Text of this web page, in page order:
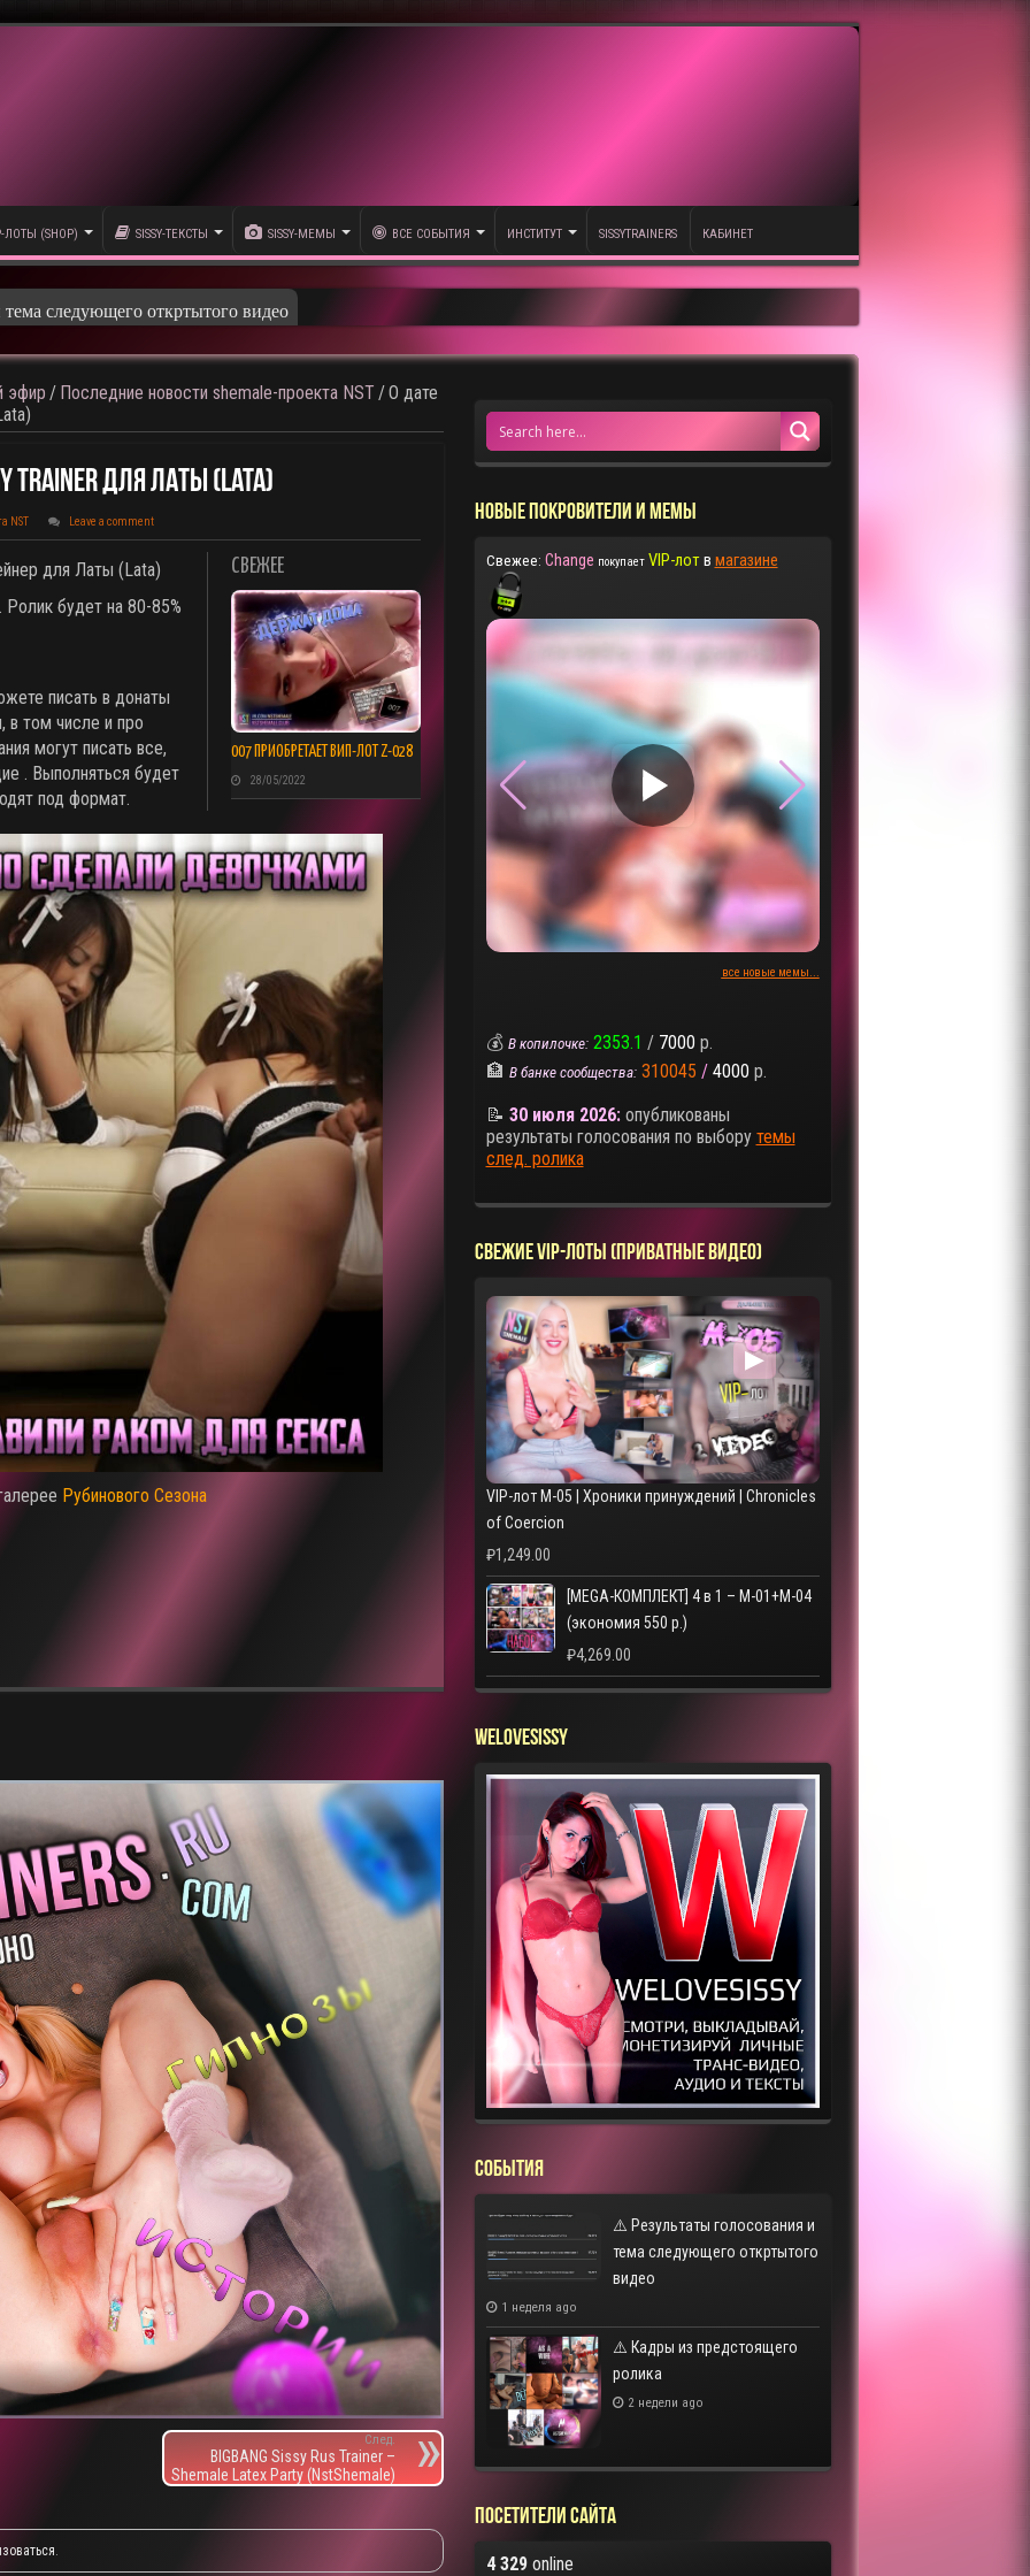
ЛОТЫ (SHOP) SISSY-ТЕКСТЫ SISSY-МЕМЫ ВСЕ СОБЫТИЯ ИНСТИТУТ SISSYTRAINERS КАБИНЕТ
эфир / Последние новости shemale-проекта NST /О дате
Trainer Для Латы (Lata)
NST Leave a comment
СВЕЖЕЕ
007 ПРИОБРЕТАЕТ ВИП-ЛОТ Z-028
28/05/2022
для Латы (Lata)
будет на 80-85%
писать в донаты
в том числе и про
могут писать все,
. Выполняться будет
под формат.
Рубинового Сезона
След.
BIGBANG Sissy Rus Trainer –
Shemale Latex Party (NstShemale)
НОВЫЕ ПОКРОВИТЕЛИ И МЕМЫ
Свежее: Change покупает VIP-лотв магазине
▶
все новые мемы...
💰 В копилочке: 2353.1 / 7000 р.
🏦 В банке сообщества: 310045 / 4000 р.
📝 30 июля 2026:опубликованы
результаты голосования по выбору темы
след. ролика
СВЕЖИЕ VIP-ЛОТЫ (ПРИВАТНЫЕ ВИДЕО)
▶
VIP-лот M-05 | Хроники принуждений | Chronicles
of Coercion
₽1,249.00
[MEGA-КОМПЛЕКТ] 4 в 1 – M-01+M-04
(экономия 550 р.)
₽4,269.00
WELOVESISSY
СОБЫТИЯ
⚠️ Результаты голосования и
тема следующего откртытого
видео
1 неделя ago
⚠️ Кадры из предстоящего
ролика
2 недели ago
Посетители сайта
4 329online